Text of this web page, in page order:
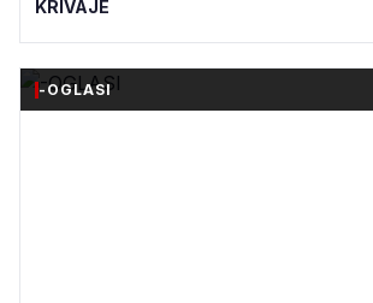
KRIVAJE
-OGLASI